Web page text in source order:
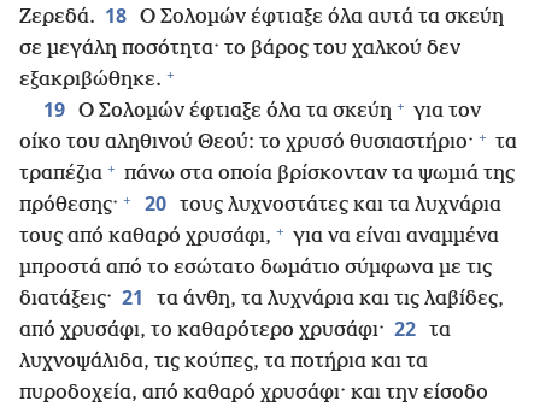
Ζερεδά. 18 Ο Σολομών έφτιαξε όλα αυτά τα σκεύη
σε μεγάλη ποσότητα· το βάρος του χαλκού δεν
εξακριβώθηκε. +
19 Ο Σολομών έφτιαξε όλα τα σκεύη + για τον
οίκο του αληθινού Θεού: το χρυσό θυσιαστήριο· + τα
τραπέζια + πάνω στα οποία βρίσκονταν τα ψωμιά της
πρόθεσης· + 20 τους λυχνοστάτες και τα λυχνάρια
τους από καθαρό χρυσάφι, + για να είναι αναμμένα
μπροστά από το εσώτατο δωμάτιο σύμφωνα με τις
διατάξεις· 21
τα άνθη, τα λυχνάρια και τις λαβίδες,
από χρυσάφι, το καθαρότερο χρυσάφι· 22 τα
λυχνοψάλιδα, τις κούπες, τα ποτήρια και τα
πυροδοχεία, από καθαρό χρυσάφι· και την είσοδο